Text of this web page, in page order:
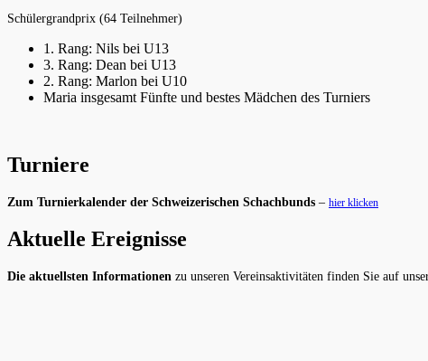
Schülergrandprix (64 Teilnehmer)
1. Rang: Nils bei U13
3. Rang: Dean bei U13
2. Rang: Marlon bei U10
Maria insgesamt Fünfte und bestes Mädchen des Turniers
Turniere
Zum Turnierkalender der Schweizerischen Schachbunds – hier klicken
Aktuelle Ereignisse
Die aktuellsten Informationen zu unseren Vereinsaktivitäten finden Sie auf